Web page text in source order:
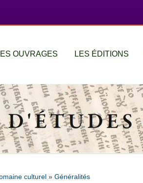
OUVRAGES LES ÉDITIONS
culturel » Généralités